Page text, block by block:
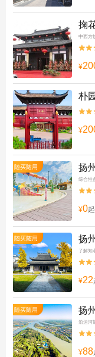
掬
中西方
¥
朴园
¥
随买随用 扬
综合性
¥0起
随买随用 扬
了解知
¥22
随买随用 扬
沿运河
¥88